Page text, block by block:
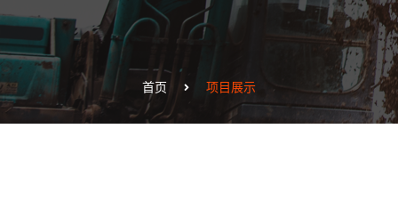
首页 项目展示